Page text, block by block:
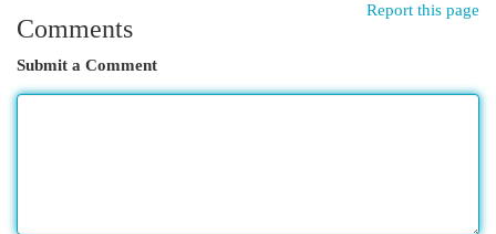
Report this page
Comments
Submit a Comment